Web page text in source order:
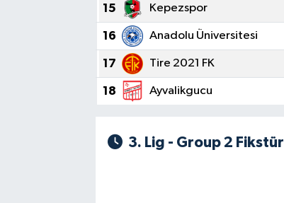
15 Kepezspor
16 Anadolu Üniversitesi
17 Tire 2021 FK
18 Ayvalikgucu
3. Lig - Group 2 Fikstür